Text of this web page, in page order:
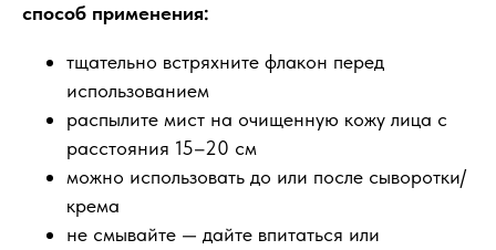
способ применения:
тщательно встряхните флакон перед
использованием
распылите мист на очищенную кожу лица с
расстояния 15–20 см
можно использовать до или после сыворотки/
крема
не смывайте — дайте впитаться или